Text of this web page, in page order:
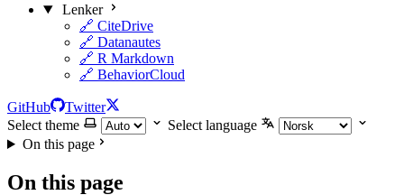
Lenker
🔗 CiteDrive
🔗 Datanautes
🔗 R Markdown
🔗 BehaviorCloud
GitHub
Twitter
Select theme
Select language
On this page
On this page